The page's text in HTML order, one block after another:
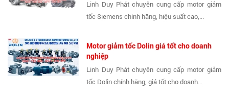
Linh Duy Phát chuyên cung cấp motor giảm
tốc Siemens chính hãng, hiệu suất cao,...
Motor giảm tốc Dolin giá tốt cho doanh
nghiệp
Linh Duy Phát chuyên cung cấp motor giảm
tốc Dolin chính hãng, giá tốt cho doanh...